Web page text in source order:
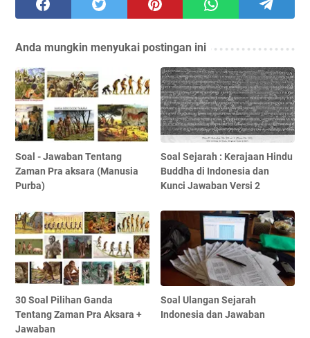
Anda mungkin menyukai postingan ini
Soal - Jawaban Tentang
Zaman Pra aksara (Manusia
Purba)
Soal Sejarah : Kerajaan Hindu
Buddha di Indonesia dan
Kunci Jawaban Versi 2
30 Soal Pilihan Ganda
Tentang Zaman Pra Aksara +
Jawaban
Soal Ulangan Sejarah
Indonesia dan Jawaban